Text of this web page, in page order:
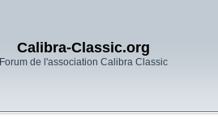
Calibra-Classic.org
Forum de l'association Calibra Classic